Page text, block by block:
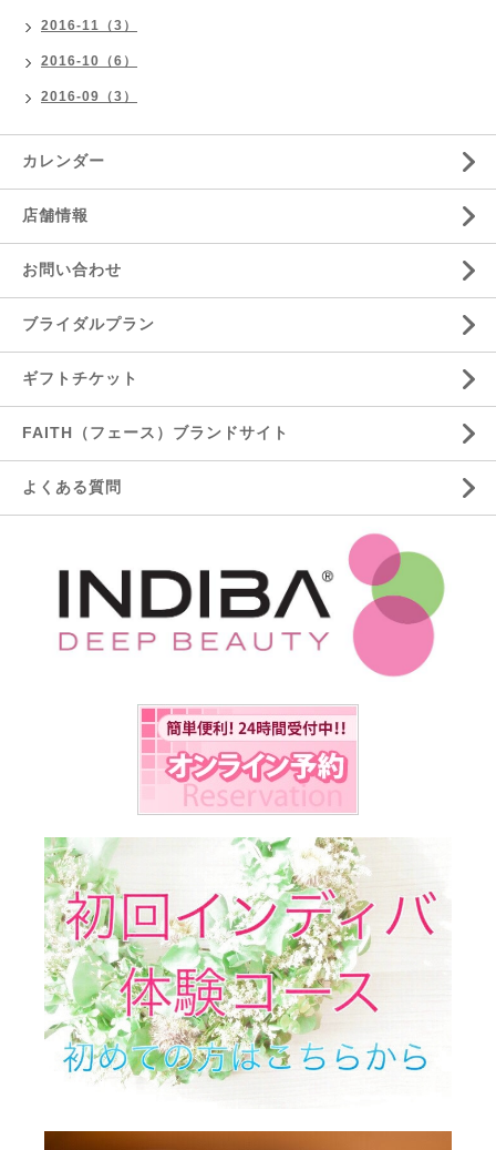
2016-11（3）
2016-10（6）
2016-09（3）
カレンダー
店舗情報
お問い合わせ
ブライダルプラン
ギフトチケット
FAITH（フェース）ブランドサイト
よくある質問